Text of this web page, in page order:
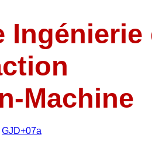
Ingénierie
Machine
GJD+07a